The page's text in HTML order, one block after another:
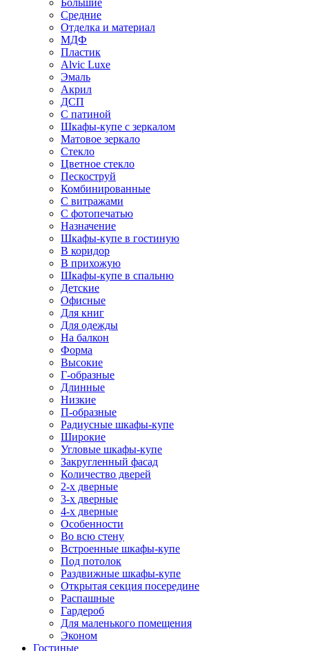
Большие
Средние
Отделка и материал
МДФ
Пластик
Alvic Luxe
Эмаль
Акрил
ДСП
С патиной
Шкафы-купе с зеркалом
Матовое зеркало
Стекло
Цветное стекло
Пескоструй
Комбинированные
С витражами
С фотопечатью
Назначение
Шкафы-купе в гостиную
В коридор
В прихожую
Шкафы-купе в спальню
Детские
Офисные
Для книг
Для одежды
На балкон
Форма
Высокие
Г-образные
Длинные
Низкие
П-образные
Радиусные шкафы-купе
Широкие
Угловые шкафы-купе
Закругленный фасад
Количество дверей
2-х дверные
3-х дверные
4-х дверные
Особенности
Во всю стену
Встроенные шкафы-купе
Под потолок
Раздвижные шкафы-купе
Открытая секция посередине
Распашные
Гардероб
Для маленького помещения
Эконом
Гостиные